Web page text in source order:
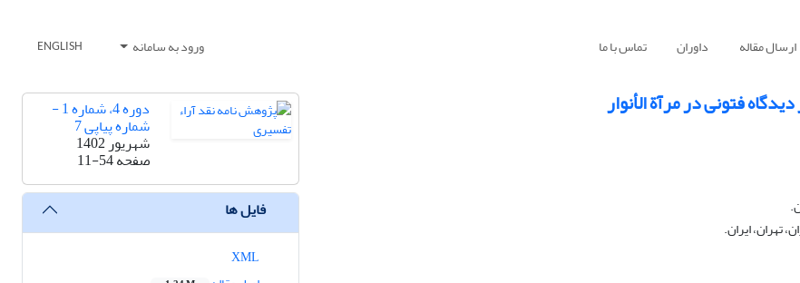
ارسال مقاله داوران تماس با ما ورود به سامانه ENGLISH
فتونی در مرآة الأنوار
تهران، ایران.
دوره 4، شماره 1 -
شماره پیاپی 7
شهریور 1402
صفحه11-54
فایل ها